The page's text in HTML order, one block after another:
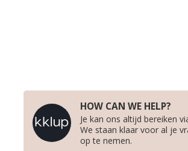
HOW CAN WE HELP?
Je kan ons altijd bereiken
We staan klaar voor al je
op te nemen.